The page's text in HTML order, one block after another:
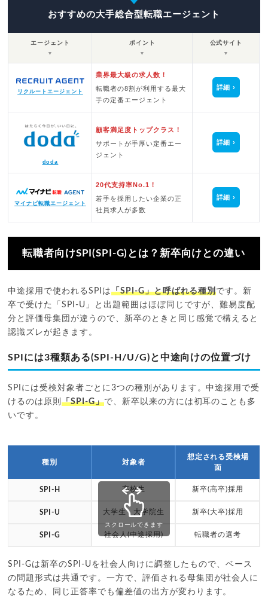
おすすめの大手総合型転職エージェント
エージェント
▼
ポイント
▼
公式サイト
▼
リクルートエージェント
業界最大級の求人数！
転職者の8割が利用する最大
手の定番エージェント
詳細
doda
顧客満足度トップクラス！
サポートが手厚い定番エー
ジェント
詳細
マイナビ転職エージェント
20代支持率No.1！
若手を採用したい企業の正
社員求人が多数
詳細
転職者向けSPI(SPI-G)とは？新卒向けとの違い
中途採用で使われるSPIは「SPI-G」と呼ばれる種別です。新
卒で受けた「SPI-U」と出題範囲はほぼ同じですが、難易度配
分と評価母集団が違うので、新卒のときと同じ感覚で構えると
認識ズレが起きます。
SPIには3種類ある(SPI-H/U/G)と中途向けの位置づけ
SPIには受検対象者ごとに3つの種別があります。中途採用で受
けるのは原則「SPI-G」で、新卒以来の方には初耳のことも多
いです。
種別 対象者
想定される受検場
面
SPI-H 高校生 新卒(高卒)採用
SPI-U 大学生・大学院生 新卒(大卒)採用
SPI-G 社会人(中途採用) 転職者の選考
スクロールできます
SPI-Gは新卒のSPI-Uを社会人向けに調整したもので、ベース
の問題形式は共通です。一方で、評価される母集団が社会人に
なるため、同じ正答率でも偏差値の出方が変わります。